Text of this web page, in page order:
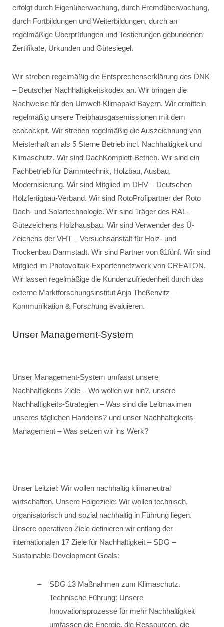
erfolgt durch Eigenüberwachung, durch Fremdüberwachung,
durch Fortbildungen und Weiterbildungen, durch an
regelmäßige Überprüfungen und Testierungen gebundenen
Zertifikate, Urkunden und Gütesiegel.
Wir streben regelmäßig die Entsprechenserklärung des DNK
– Deutscher Nachhaltigkeitskodex an. Wir bringen die
Nachweise für den Umwelt-Klimapakt Bayern. Wir ermitteln
regelmäßig unsere Treibhausgasemissionen mit dem
ecocockpit. Wir streben regelmäßig die Auszeichnung von
Meisterhaft an als 5 Sterne Betrieb incl. Nachhaltigkeit und
Klimaschutz. Wir sind DachKomplett-Betrieb. Wir sind ein
Fachbetrieb für Dämmtechnik, Holzbau, Ausbau,
Modernisierung. Wir sind Mitglied im DHV – Deutschen
Holzfertigbau-Verband. Wir sind RotoProfipartner der Roto
Dach- und Solartechnologie. Wir sind Träger des RAL-
Gütezeichens Holzhausbau. Wir sind Verwender des Ü-
Zeichens der VHT – Versuchsanstalt für Holz- und
Trockenbau Darmstadt. Wir sind Partner von 81fünf. Wir sind
Mitglied im Photovoltaik-Expertennetzwerk von CREATON.
Wir lassen regelmäßige die Kundenzufriedenheit durch das
externe Marktforschungsinstitut Anja Theßenvitz –
Kommunikation & Forschung evaluieren.
Unser Management-System
Unser Management-System umfasst unsere
Nachhaltigkeits-Ziele – Wo wollen wir hin?, unsere
Nachhaltigkeits-Strategien – Was sind die Leitmaximen
unseres täglichen Handelns? und unser Nachhaltigkeits-
Management – Was setzen wir ins Werk?
Unser Leitziel: Wir wollen nachhaltig klimaneutral
wirtschaften. Unsere Folgeziele: Wir wollen technisch,
organisatorisch und sozial nachhaltig in Führung liegen.
Unsere operativen Ziele definieren wir entlang der
internationalen 17 Ziele für Nachhaltigkeit – SDG –
Sustainable Development Goals:
SDG 13 Maßnahmen zum Klimaschutz.
Technische Führung: Unsere
Innovationsprozesse für mehr Nachhaltigkeit
umfassen die Energie, die Ressourcen, die